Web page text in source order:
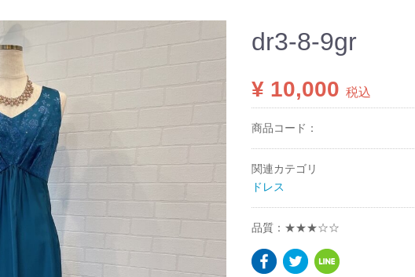
dr3-8-9gr
¥ 10,000 税込
商品コード：
関連カテゴリ
ドレス
品質：★★★☆☆